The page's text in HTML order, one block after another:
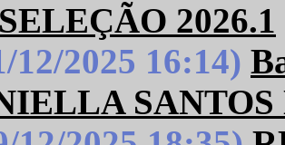
2026.1
12/2025 16:14)